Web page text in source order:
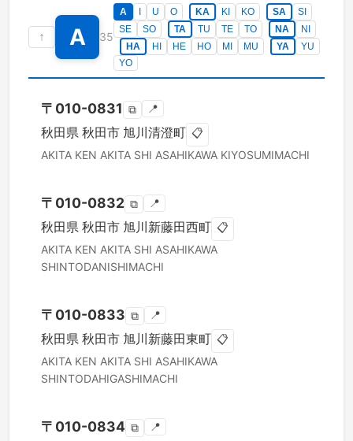
↑ A 35
A U O KA KI KO SA
SI
SE
SO TA TU TE TO NA
NI
HA
HI HE HO MI MU YA
YU
YO
〒 010-0831 ⧉ 📍
秋田県 秋田市 旭川清澄町 📋
AKITA KEN AKITA SHI ASAHIKAWA KIYOSUMIMACHI
〒 010-0832 ⧉ 📍
秋田県 秋田市 旭川新藤田西町 📋
AKITA KEN AKITA SHI ASAHIKAWA
SHINTODANISHIMACHI
〒 010-0833 ⧉ 📍
秋田県 秋田市 旭川新藤田東町 📋
AKITA KEN AKITA SHI ASAHIKAWA
SHINTODAHIGASHIMACHI
〒 010-0834 ⧉ 📍